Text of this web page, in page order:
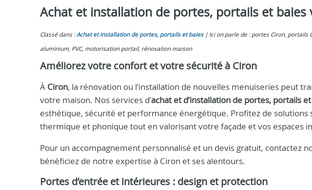
Achat et installation de portes, portails et baies
Classé dans :Achat et installation de portes, portails et baies
Ici on parle de : portes Ciron, portails
aluminium, PVC, motorisation portail, rénovation maison
Améliorez votre confort et votre sécurité à Ciron
À Ciron, la rénovation ou l’installation de nouvelles menuiseries peut
votre maison. Nos services d’achat et d’installation de portes, portails
esthétique, sécurité et performance énergétique. Profitez de solutions
thermique et phonique tout en valorisant votre façade et vos espaces
Pour un accompagnement personnalisé et un devis gratuit, contactez
bénéficiez de notre expertise à Ciron et ses alentours.
Portes d’entrée et intérieures : design et protection